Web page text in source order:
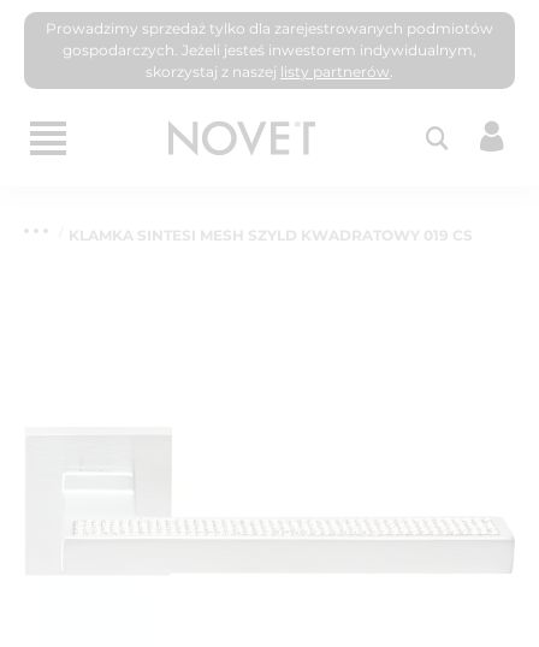
Prowadzimy sprzedaż tylko dla zarejestrowanych podmiotów
gospodarczych. Jeżeli jesteś inwestorem indywidualnym,
skorzystaj z naszej listy partnerów.
KLAMKA SINTESI MESH SZYLD KWADRATOWY 019 CS